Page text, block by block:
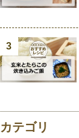
3
カテゴリ